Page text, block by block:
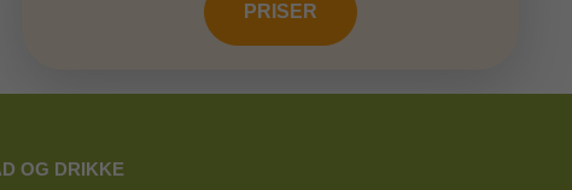
PRISER
OG DRIKKE